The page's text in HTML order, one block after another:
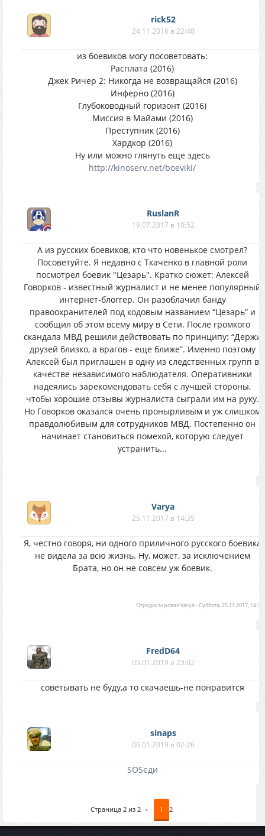
rick52
24.11.2016 в 22:40
из боевиков могу посоветовать:
Расплата (2016)
Джек Ричер 2: Никогда не возвращайся (2016)
Инферно (2016)
Глубоководный горизонт (2016)
Миссия в Майами (2016)
Преступник (2016)
Хардкор (2016)
Ну или можно глянуть еще здесь
http://kinoserv.net/boeviki/
RuslanR
19.07.2017 в 10:52
А из русских боевиков, кто что новенькое смотрел?
Посоветуйте. Я недавно с Ткаченко в главной роли
посмотрел боевик "Цезарь". Кратко сюжет: Алексей
Говорков - известный журналист и не менее популярный
интернет-блоггер. Он разоблачил банду
правоохранителей под кодовым названием “Цезарь” и
сообщил об этом всему миру в Сети. После громкого
скандала МВД решили действовать по принципу: “Держи
друзей близко, а врагов - еще ближе”. Именно поэтому
Алексей был приглашен в одну из следственных групп в
качестве независимого наблюдателя. Оперативники
надеялись зарекомендовать себя с лучшей стороны,
чтобы хорошие отзывы журналиста сыграли им на руку.
Но Говорков оказался очень пронырливым и уж слишком
правдолюбивым для сотрудников МВД. Постепенно он
начинает становиться помехой, которую следует
устранить...
Varya
25.11.2017 в 14:35
Я, честно говоря, ни одного приличного русского боевика
не видела за всю жизнь. Ну, может, за исключением
Брата, но он не совсем уж боевик.
ОтредактировалVarya-Суббота, 25.11.2017, 14:36
FredD64
05.01.2019 в 23:02
советывать не буду,а то скачаешь-не понравится
sinaps
06.01.2019 в 02:26
SOSеди
Страница 2 из 2 « 1 2